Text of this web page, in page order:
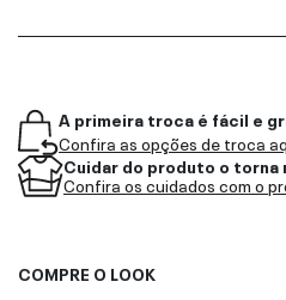
A primeira troca é fácil e
Confira as opções de troca
Cuidar do produto o torna
Confira os cuidados com o
COMPRE O LOOK